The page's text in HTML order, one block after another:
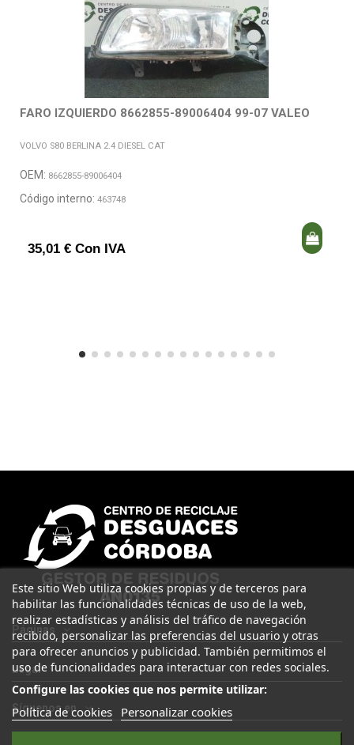
FARO IZQUIERDO 8662855-89006404 99-07 VALEO
VOLVO S80 BERLINA 2.4 DIESEL CAT
OEM: 8662855-89006404
Código interno: 463748
35,01 € Con IVA
Páginas
Legal
Este sitio Web utiliza cookies propias y de terceros para
habilitar las funcionalidades técnicas de uso de la web,
realizar estadísticas y análisis del tráfico de navegación
recibido, personalizar las preferencias del usuario y otras
para ofrecer anuncios y publicidad. También permitimos el
uso de funcionalidades para interactuar con redes sociales.
Configure las cookies que nos permite utilizar:
Política de cookies Personalizar cookies
Síguenos en